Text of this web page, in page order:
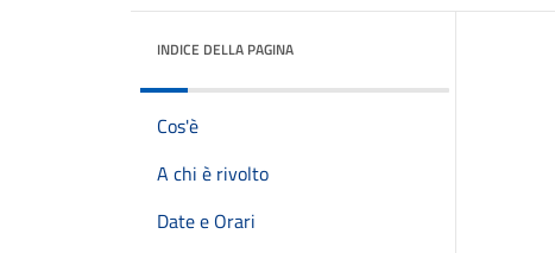
INDICE DELLA PAGINA
Cos'è
A chi è rivolto
Date e Orari